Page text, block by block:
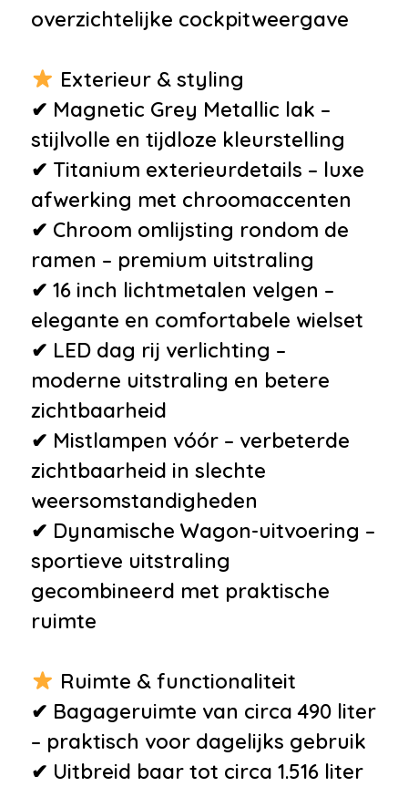
overzichtelijke cockpitweergave
Exterieur & styling
✔ Magnetic Grey Metallic lak –
stijlvolle en tijdloze kleurstelling
✔ Titanium exterieurdetails – luxe
afwerking met chroomaccenten
✔ Chroom omlijsting rondom de
ramen – premium uitstraling
✔ 16 inch lichtmetalen velgen –
elegante en comfortabele wielset
✔ LED dag rij verlichting –
moderne uitstraling en betere
zichtbaarheid
✔ Mistlampen vóór – verbeterde
zichtbaarheid in slechte
weersomstandigheden
✔ Dynamische Wagon-uitvoering –
sportieve uitstraling
gecombineerd met praktische
ruimte
Ruimte & functionaliteit
✔ Bagageruimte van circa 490 liter
– praktisch voor dagelijks gebruik
✔ Uitbreid baar tot circa 1.516 liter